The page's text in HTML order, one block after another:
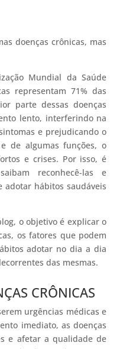
doenças crônicas, mas
Mundial da Saúde
representam 71% das
parte dessas doenças
lento, interferindo na
e prejudicando o
de algumas funções, o
e crises. Por isso, é
reconhecê-las e
hábitos saudáveis
objetivo é explicar o
os fatores que podem
adotar no dia a dia
das mesmas.
CRÔNICAS
urgências médicas e
imediato, as doenças
e afetar a qualidade de